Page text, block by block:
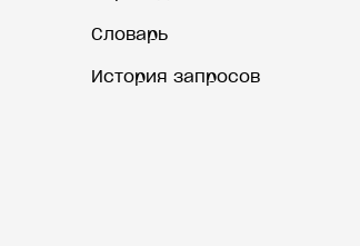
Словарь
История запросов